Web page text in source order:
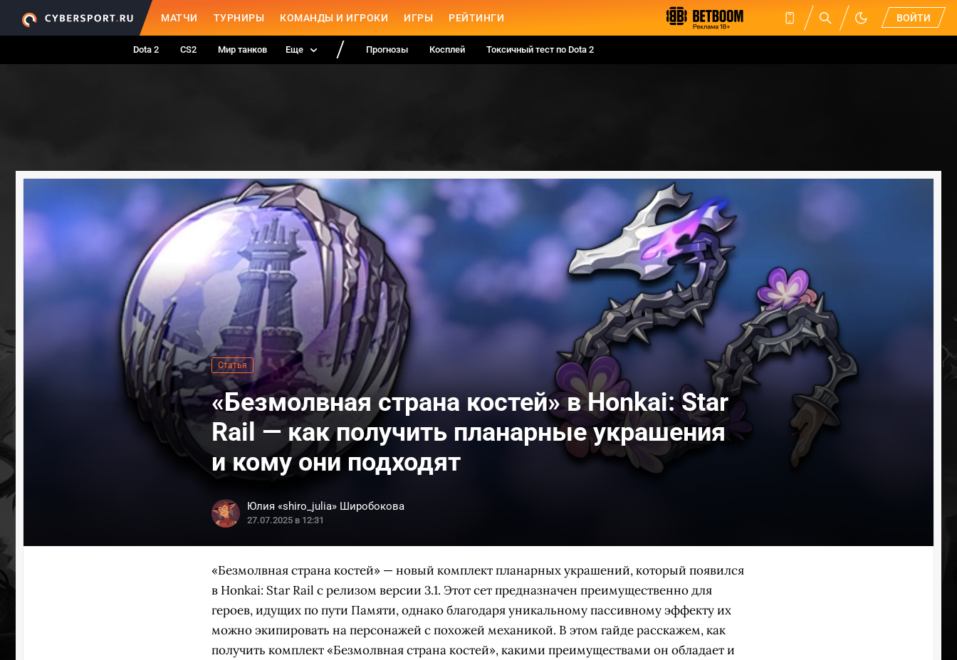
МАТЧИ ТУРНИРЫ КОМАНДЫ И ИГРОКИ ИГРЫ РЕЙТИНГИ ВОЙТИ
Dota 2 CS2 Мир танков Еще Прогнозы Косплей Токсичный тест по Dota 2
Статья
«Безмолвная страна костей» в Honkai: Star
Rail — как получить планарные украшения
и кому они подходят
Юлия «shiro_julia» Широбокова
27.07.2025 в 12:31
«Безмолвная страна костей» — новый комплект планарных украшений, который появился
в Honkai: Star Rail с релизом версии 3.1. Этот сет предназначен преимущественно для
героев, идущих по пути Памяти, однако благодаря уникальному пассивному эффекту их
можно экипировать на персонажей с похожей механикой. В этом гайде расскажем, как
получить комплект «Безмолвная страна костей», какими преимуществами он обладает и